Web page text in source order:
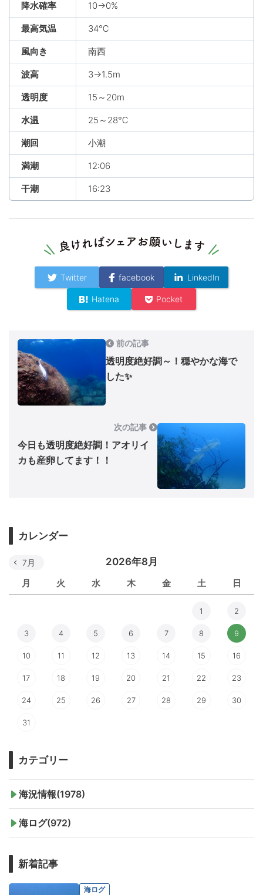
降水確率 10→0%
最高気温 34℃
風向き 南西
波高 3→1.5m
透明度 15～20m
水温 25～28℃
潮回 小潮
満潮 12:06
干潮 16:23
Twitter facebook LinkedIn
Hatena Pocket
前の記事
透明度絶好調～！穏やかな海で
した✨
次の記事
今日も透明度絶好調！アオリイ
カも産卵してます！！
カレンダー
2026年8月
月 火 水 木 金 土 日
7月
1 2
3 4 5 6 7 8 9
10 11 12 13 14 15 16
17 18 19 20 21 22 23
24 25 26 27 28 29 30
31
カテゴリー
海況情報(1978)
海ログ(972)
新着記事
海ログ